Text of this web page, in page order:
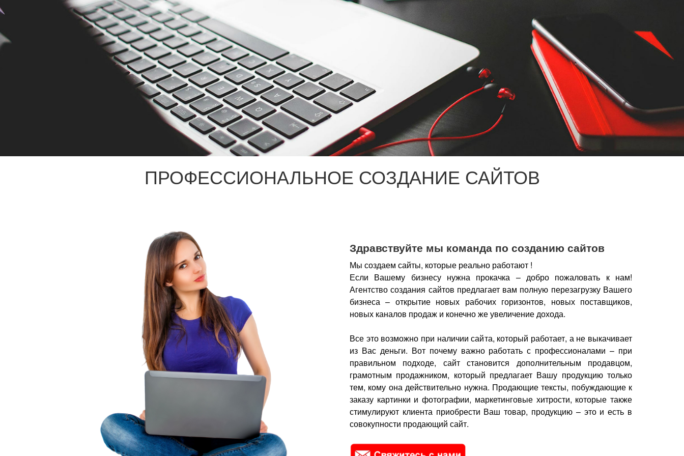
ПРОФЕССИОНАЛЬНОЕ СОЗДАНИЕ САЙТОВ
Здравствуйте мы команда по созданию сайтов
Мы создаем сайты, которые реально работают !
Если Вашему бизнесу нужна прокачка – добро пожаловать к нам!
Агентство создания сайтов предлагает вам полную перезагрузку Вашего
бизнеса – открытие новых рабочих горизонтов, новых поставщиков,
новых каналов продаж и конечно же увеличение дохода.
Все это возможно при наличии сайта, который работает, а не выкачивает
из Вас деньги. Вот почему важно работать с профессионалами – при
правильном подходе, сайт становится дополнительным продавцом,
грамотным продажником, который предлагает Вашу продукцию только
тем, кому она действительно нужна. Продающие тексты, побуждающие к
заказу картинки и фотографии, маркетинговые хитрости, которые также
стимулируют клиента приобрести Ваш товар, продукцию – это и есть в
совокупности продающий сайт.